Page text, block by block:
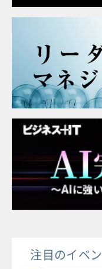
注目のイベ